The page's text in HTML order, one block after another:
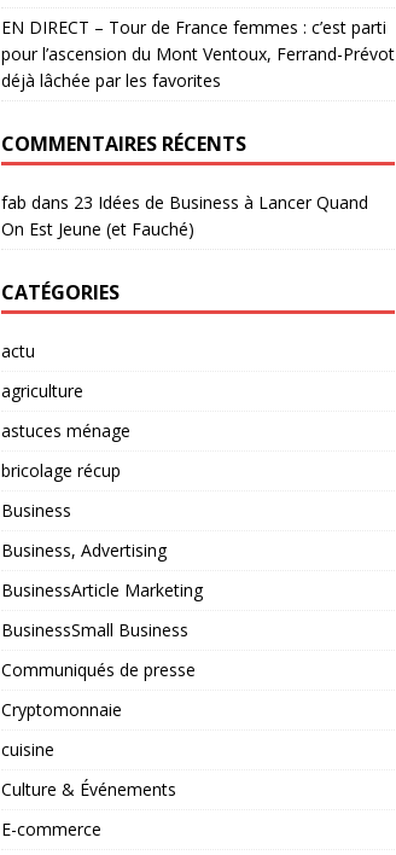
EN DIRECT – Tour de France femmes : c’est parti
pour l’ascension du Mont Ventoux, Ferrand-Prévot
déjà lâchée par les favorites
COMMENTAIRES RÉCENTS
fab dans 23 Idées de Business à Lancer Quand
On Est Jeune (et Fauché)
CATÉGORIES
actu
agriculture
astuces ménage
bricolage récup
Business
Business, Advertising
BusinessArticle Marketing
BusinessSmall Business
Communiqués de presse
Cryptomonnaie
cuisine
Culture & Événements
E-commerce